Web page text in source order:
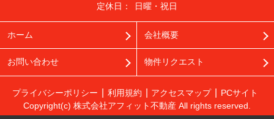
定休日：
日曜・祝日
ホーム 会社概要
お問い合わせ 物件リクエスト
プライバシーポリシー 利用規約 アクセスマップ
PCサイト
Copyright(c) 株式会社アフィット不動産 All rights reserved.